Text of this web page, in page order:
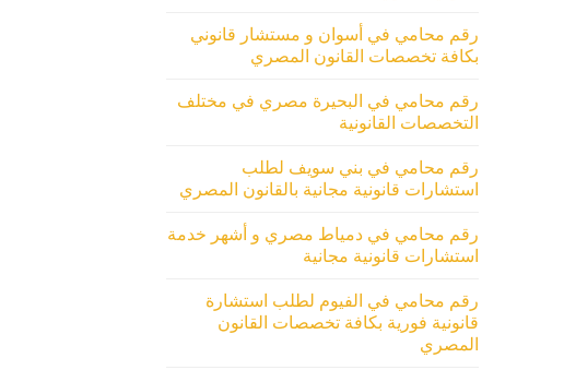
رقم محامي في أسوان و مستشار قانوني
بكافة تخصصات القانون المصري
رقم محامي في البحيرة مصري في مختلف
التخصصات القانونية
رقم محامي في بني سويف لطلب
استشارات قانونية مجانية بالقانون المصري
رقم محامي في دمياط مصري و أشهر خدمة
استشارات قانونية مجانية
رقم محامي في الفيوم لطلب استشارة
قانونية فورية بكافة تخصصات القانون
المصري